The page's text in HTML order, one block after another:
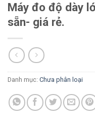
Máy đo độ dày
sẵn- giá rẻ.
Danh mục: Chưa phân loại